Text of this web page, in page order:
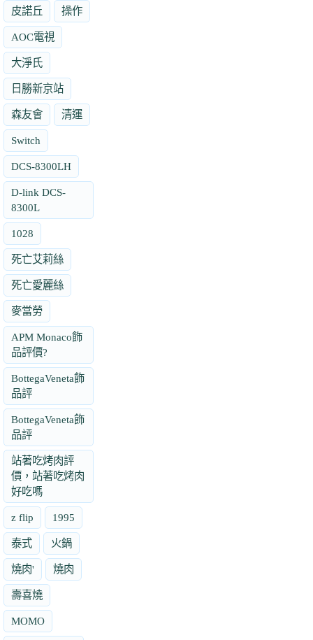
皮諾丘 操作
AOC電視
大淨氏
日勝新京站
森友會 清運
Switch
DCS-8300LH
D-link DCS-
8300L
1028
死亡艾莉絲
死亡愛麗絲
麥當勞
APM Monaco飾
品評價?
BottegaVeneta飾
品評
BottegaVeneta飾
品評
站著吃烤肉評
價，站著吃烤肉
好吃嗎
z flip 1995
泰式 火鍋
燒肉' 燒肉
壽喜燒
MOMO